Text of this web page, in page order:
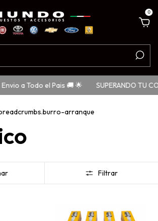
0
Pais 🚚 🌟 SUPERANDO TU COMPRA DE
arranque
Filtrar